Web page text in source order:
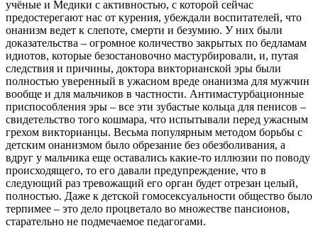
учёные и Медики с активностью, с которой сейчас
предостерегают нас от курения, убеждали воспитателей, что
онанизм ведет к слепоте, смерти и безумию. У них были
доказательства – огромное количество закрытых по бедламам
идиотов, которые безостановочно мастурбировали, и, путая
следствия и причины, доктора викторианской эры были
полностью уверенный в ужасном вреде онанизма для мужчин
вообще и для мальчиков в частности. Антимастурбационные
приспособления эры – все эти зубастые кольца для пенисов –
свидетельство того кошмара, что испытывали перед ужасным
грехом викторианцы. Весьма популярным методом борьбы с
детским онанизмом было обрезание без обезболивания, а
вдруг у мальчика еще оставались какие-то иллюзии по поводу
происходящего, то его давали предупреждение, что в
следующий раз тревожащий его орган будет отрезан целый,
полностью. Даже к детской гомосексуальности общество было
терпимее – это дело процветало во множестве пансионов,
старательно не подмечаемое педагогами.